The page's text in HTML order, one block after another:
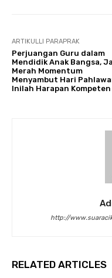
ARTIKULLI PARAPRAK
Perjuangan Guru dalam
Mendidik Anak Bangsa,
Merah Momentum
Menyambut Hari
Inilah Harapan Kompeten
http://
RELATED ARTICLES